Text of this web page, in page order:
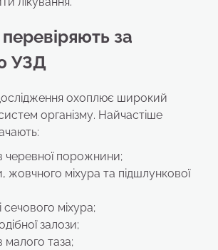
за
УЗД
охоплює широкий
організму. Найчастіше
черевної порожнини;
жовчного міхура та підшлункової
міхура;
залози;
малого таза;